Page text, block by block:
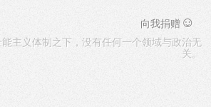
向我捐赠 ☺
能主义体制之下，没有任何一个领域与政治无
关。